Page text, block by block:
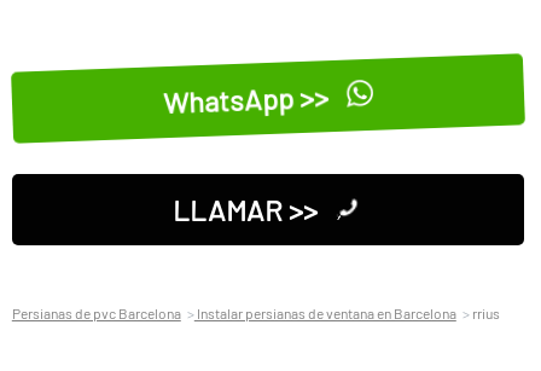
WhatsApp >>
LLAMAR >>
Persianas de pvc Barcelona Instalar persianas de ventana en Barcelona rrius